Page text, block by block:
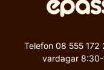
Telefon 08 555 172
vardagar 8:30-